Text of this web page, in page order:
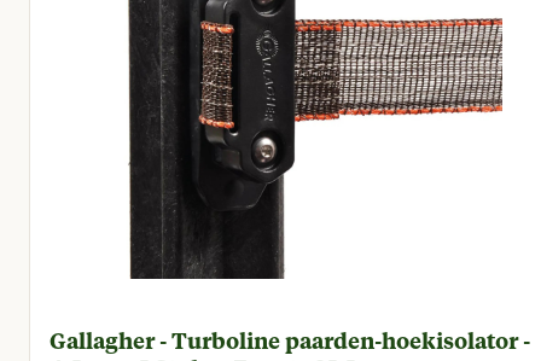
Gallagher - Turboline paarden-hoekisolator -